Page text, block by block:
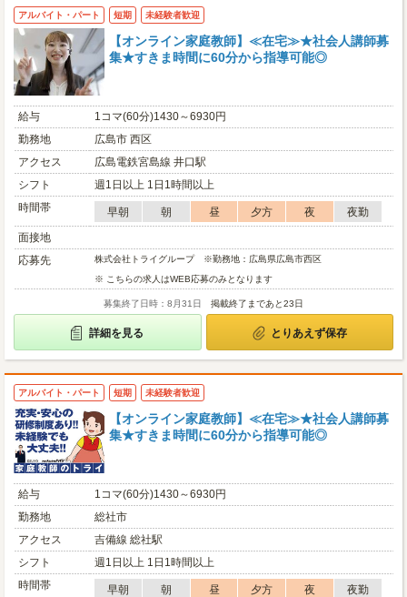
アルバイト・パート 短期 未経験者歓迎
【オンライン家庭教師】≪在宅≫★社会人講師募
集★すきま時間に60分から指導可能◎
給与
1コマ(60分)1430～6930円
勤務地
広島市 西区
アクセス
広島電鉄宮島線 井口駅
シフト
週1日以上 1日1時間以上
時間帯
早朝 朝 昼 夕方 夜
夜勤
面接地
応募先
株式会社トライグループ ※勤務地：広島県広島市西区
※ こちらの求人はWEB応募のみとなります
募集終了日時：8月31日 掲載終了まであと23日
詳細を見る とりあえず保存
アルバイト・パート 短期 未経験者歓迎
【オンライン家庭教師】≪在宅≫★社会人講師募
集★すきま時間に60分から指導可能◎
給与
1コマ(60分)1430～6930円
勤務地
総社市
アクセス
吉備線 総社駅
シフト
週1日以上 1日1時間以上
時間帯
早朝 朝 昼 夕方 夜
夜勤